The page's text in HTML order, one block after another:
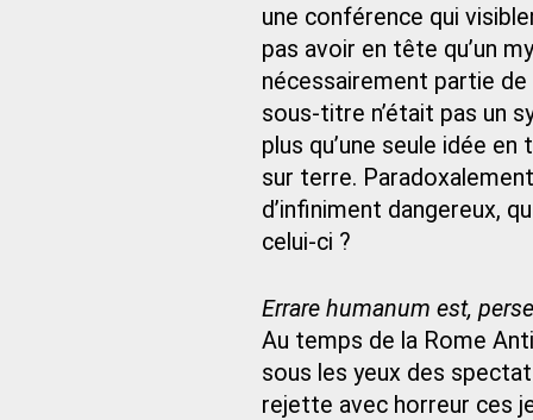
une conférence qui
pas avoir en tête qu’un
nécessairement partie
sous-titre n’était pas un
plus qu’une seule idée
sur terre.
d’infiniment dangereux,
celui-ci ?
Errare humanum est,
Au temps de la Rome
sous les yeux des
rejette avec horreur ces